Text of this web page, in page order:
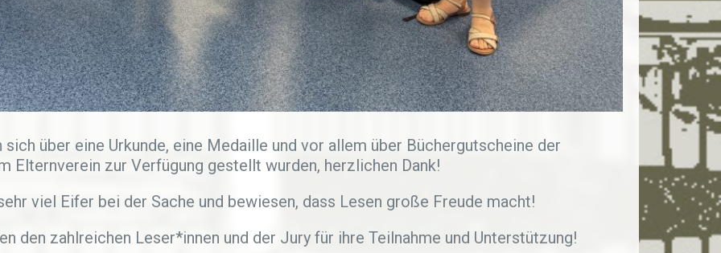
über eine Urkunde, eine Medaille und vor allem über Büchergutscheine der
Elternverein zur Verfügung gestellt wurden, herzlichen Dank!
viel Eifer bei der Sache und bewiesen, dass Lesen große Freude macht!
den zahlreichen Leser*innen und der Jury für ihre Teilnahme und Unterstützung!